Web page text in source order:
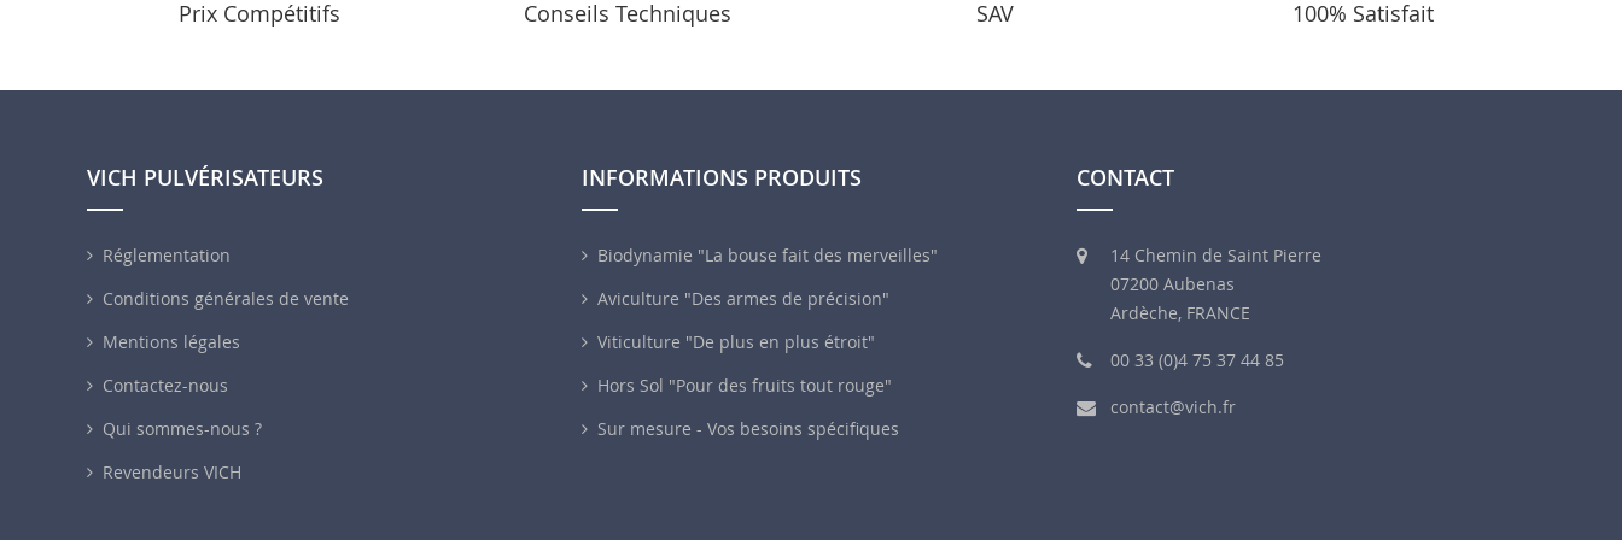
Prix Compétitifs Conseils Techniques SAV 100% Satisfait
VICH PULVÉRISATEURS
Réglementation
Conditions générales de vente
Mentions légales
Contactez-nous
Qui sommes-nous ?
Revendeurs VICH
INFORMATIONS PRODUITS
Biodynamie "La bouse fait des merveilles"
Aviculture "Des armes de précision"
Viticulture "De plus en plus étroit"
Hors Sol "Pour des fruits tout rouge"
Sur mesure - Vos besoins spécifiques
CONTACT
14 Chemin de Saint Pierre
07200 Aubenas
Ardèche, FRANCE
00 33 (0)4 75 37 44 85
contact@vich.fr